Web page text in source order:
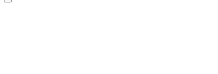
Navigationsmenü